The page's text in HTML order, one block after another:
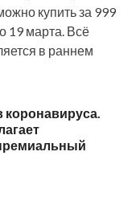
купить за 999
19 марта. Всё
в раннем